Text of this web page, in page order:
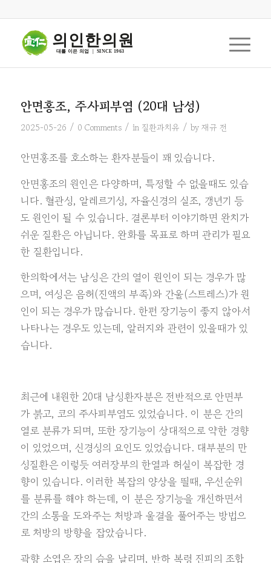
의인한의원
대를 이은 의업  |  SINCE 1963
안면홍조, 주사피부염 (20대 남성)
2025-05-26 / 0 Comments / in 질환과치유 / by 재규 전
안면홍조를 호소하는 환자분들이 꽤 있습니다.
안면홍조의 원인은 다양하며, 특정할 수 없을때도 있습
니다. 혈관성, 알레르기성, 자율신경의 실조, 갱년기 등
도 원인이 될 수 있습니다. 결론부터 이야기하면 완치가
쉬운 질환은 아닙니다. 완화를 목표로 하며 관리가 필요
한 질환입니다.
한의학에서는 남성은 간의 열이 원인이 되는 경우가 많
으며, 여성은 음허(진액의 부족)와 간울(스트레스)가 원
인이 되는 경우가 많습니다. 한편 장기능이 좋지 않아서
나타나는 경우도 있는데, 알러지와 관련이 있을때가 있
습니다.
최근에 내원한 20대 남성환자분은 전반적으로 안면부
가 붉고, 코의 주사피부염도 있었습니다. 이 분은 간의
열로 분류가 되며, 또한 장기능이 상대적으로 약한 경향
이 있었으며, 신경성의 요인도 있었습니다. 대부분의 만
성질환은 이렇듯 여러장부의 한열과 허실이 복잡한 경
향이 있습니다. 이러한 복잡의 양상을 띌때, 우선순위
를 분류를 해야 하는데, 이 분은 장기능을 개선하면서
간의 소통을 도와주는 처방과 울결을 풀어주는 방법으
로 처방의 방향을 잡았습니다.
곽향 소엽은 장의 습을 날리며, 반하 복령 진피의 조합